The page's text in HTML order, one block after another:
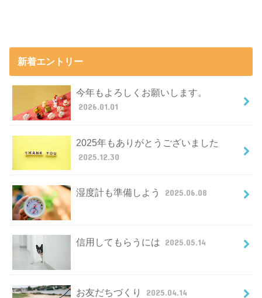
新着エントリー
今年もよろしくお願いします。
2026.01.01
2025年もありがとうございました
2025.12.30
湿度計も準備しよう 2025.06.08
信用してもらうには 2025.05.14
お友だちづくり 2025.04.14